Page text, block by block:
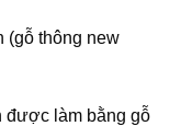
(gỗ thông new
được làm bằng gỗ